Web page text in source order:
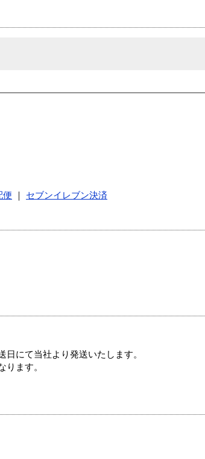
便
セブンイレブン決済
にて当社より発送いたします。
ります。